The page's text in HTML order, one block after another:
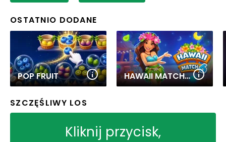
OSTATNIO DODANE
POP FRUIT HAWAII MATCH 6
SZCZĘŚLIWY LOS
Kliknij przycisk,